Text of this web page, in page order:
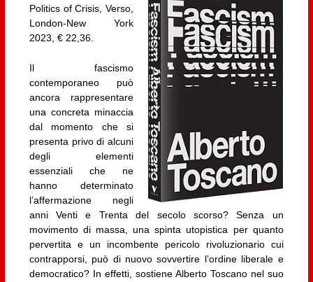
Politics of Crisis, Verso,
London-New York
2023, € 22,36.
Il fascismo
contemporaneo può
ancora rappresentare
una concreta minaccia
dal momento che si
presenta privo di alcuni
degli elementi
essenziali che ne
hanno determinato
l’affermazione negli
anni Venti e Trenta del secolo scorso? Senza un
movimento di massa, una spinta utopistica per quanto
pervertita e un incombente pericolo rivoluzionario cui
contrapporsi, può di nuovo sovvertire l’ordine liberale e
democratico? In effetti, sostiene Alberto Toscano nel suo